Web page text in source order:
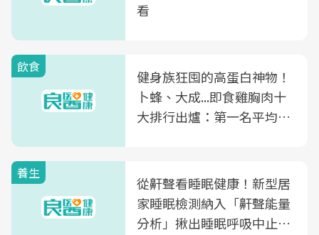
看
飲食
健身族狂囤的高蛋白神物！
卜蜂、大成...即食雞胸肉十
大排行出爐：第一名平均一
養生
從鼾聲看睡眠健康！新型居
家睡眠檢測納入「鼾聲能量
分析」揪出睡眠呼吸中止症